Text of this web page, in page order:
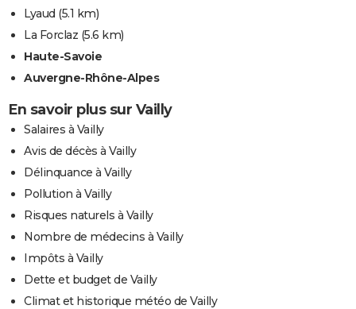
Lyaud (5.1 km)
La Forclaz (5.6 km)
Haute-Savoie
Auvergne-Rhône-Alpes
En savoir plus sur Vailly
Salaires à Vailly
Avis de décès à Vailly
Délinquance à Vailly
Pollution à Vailly
Risques naturels à Vailly
Nombre de médecins à Vailly
Impôts à Vailly
Dette et budget de Vailly
Climat et historique météo de Vailly